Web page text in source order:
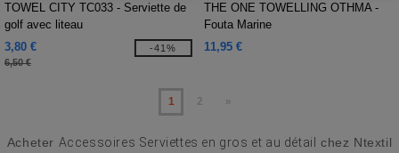
TOWEL CITY TC033 - Serviette de
golf avec liteau
3,80 €
6,50 €
-41%
THE ONE TOWELLING OTHMA -
Fouta Marine
11,95 €
1 2 »
Acheter Accessoires Serviettes en gros et au détail
chez Ntextil